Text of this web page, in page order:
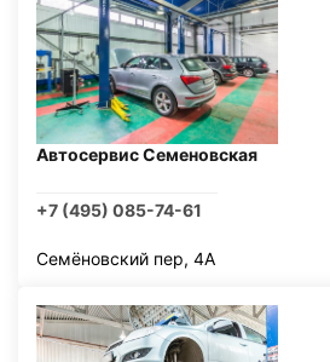
Автосервис Семеновская
+7 (495) 085-74-61
Семёновский пер, 4А